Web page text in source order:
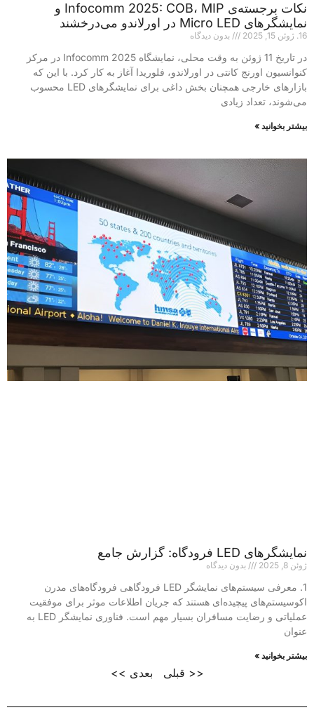
نکات برجسته‌ی Infocomm 2025: COB، MIP و
نمایشگرهای Micro LED در اورلاندو می‌درخشند
16. ژوئن 15, 2025 بدون دیدگاه
در تاریخ 11 ژوئن به وقت محلی، نمایشگاه Infocomm 2025 در مرکز
کنوانسیون اورنج کانتی در اورلاندو، فلوریدا آغاز به کار کرد. با این که
بازارهای خارجی همچنان بخش داغی برای نمایشگرهای LED محسوب
می‌شوند، تعداد زیادی
بیشتر بخوانید »
نمایشگرهای LED فرودگاه: گزارش جامع
ژوئن 8, 2025 بدون دیدگاه
1. معرفی سیستم‌های نمایشگر LED فرودگاهی فرودگاه‌های مدرن
اکوسیستم‌های پیچیده‌ای هستند که جریان اطلاعات موثر برای موفقیت
عملیاتی و رضایت مسافران بسیار مهم است. فناوری نمایشگر LED به
عنوان
بیشتر بخوانید »
<< قبلی بعدی >>